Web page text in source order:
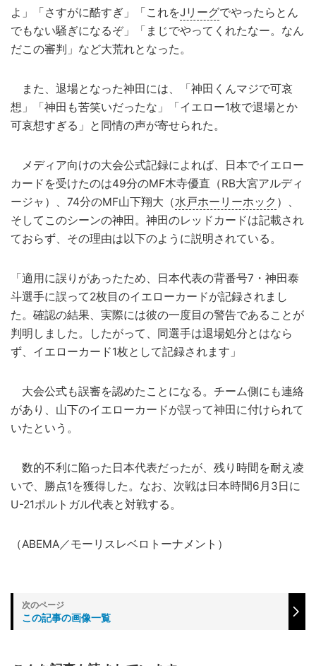
よ」「さすがに酷すぎ」「これをJリーグでやったらとん
でもない騒ぎになるぞ」「まじでやってくれたなー。なん
だこの審判」など大荒れとなった。
また、退場となった神田には、「神田くんマジで可哀
想」「神田も苦笑いだったな」「イエロー1枚で退場とか
可哀想すぎる」と同情の声が寄せられた。
メディア向けの大会公式記録によれば、日本でイエロー
カードを受けたのは49分のMF木寺優直（RB大宮アルディ
ージャ）、74分のMF山下翔大（水戸ホーリーホック ）、
そしてこのシーンの神田。神田のレッドカードは記載され
ておらず、その理由は以下のように説明されている。
「適用に誤りがあったため、日本代表の背番号7・神田泰
斗選手に誤って2枚目のイエローカードが記録されまし
た。確認の結果、実際には彼の一度目の警告であることが
判明しました。したがって、同選手は退場処分とはなら
ず、イエローカード1枚として記録されます」
大会公式も誤審を認めたことになる。チーム側にも連絡
があり、山下のイエローカードが誤って神田に付けられて
いたという。
数的不利に陥った日本代表だったが、残り時間を耐え凌
いで、勝点1を獲得した。なお、次戦は日本時間6月3日に
U-21ポルトガル代表と対戦する。
（ABEMA／モーリスレベロトーナメント）
この記事の画像一覧